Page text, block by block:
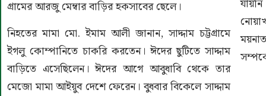
গ্রামের আরজু মেম্বার বাড়ির হকসাবের ছেলে।
নিহতের মামা মো. ইমাম আলী জানান, সাদ্দাম চট্টগ্রামে
ইগলু কোম্পানিতে চাকরি করতেন। ঈদের ছুটিতে সাদ্দাম
বাড়িতে এসেছিলেন। ঈদের আগে আবুধাবি থেকে তার
মেজো মামা আইয়ুব দেশে ফেরেন। বুধবার বিকেলে সাদ্দাম